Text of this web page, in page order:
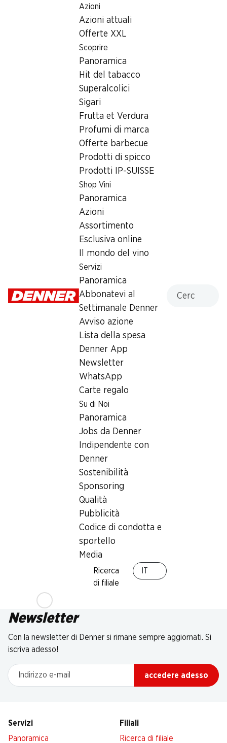
Azioni
Azioni attuali
Offerte XXL
Scoprire
Panoramica
Hit del tabacco
Superalcolici
Sigari
Frutta et Verdura
Profumi di marca
Offerte barbecue
Prodotti di spicco
Prodotti IP-SUISSE
Shop Vini
Panoramica
Azioni
Assortimento
Esclusiva online
Il mondo del vino
Servizi
Panoramica
Abbonatevi al
Settimanale Denner
Avviso azione
Lista della spesa
Denner App
Newsletter
WhatsApp
Carte regalo
Su di Noi
Panoramica
Jobs da Denner
Indipendente con
Denner
Sostenibilità
Sponsoring
Qualità
Pubblicità
Codice di condotta e
sportello
Media
Ricerca
di filiale
Ricerca di filiale
Filiale Denner Wilerstrasse 6, 8370 Sirnach
8370 Sirnach
Wilerstrasse 6, 8370 Sirnach
Orari di apertura
Giovedì 07:00 - 19:00
Prelievo di contanti con Post-Card / M-Card
Newsletter
Con la newsletter di Denner si rimane sempre aggiornati. Si
iscriva adesso!
Indirizzo e-mail
accedere adesso
Servizi
Panoramica
Filiali
Ricerca di filiale